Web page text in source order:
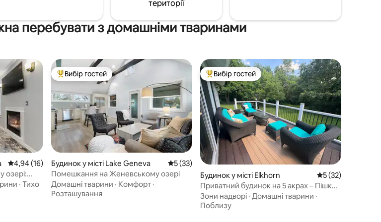
території
перебувати з домашніми тваринами
Середня оцінка: 4,94 з 5, відгуки: 16
4,94 (16)
озері:
біля
· Тихо
Топ вибір гостей
Вибір гостей
Будинок у місті Lake Geneva Середня оцінка: 5 з 5, відгуки: 33
5 (33)
Помешкання на Женевському озері
Домашні тварини · Комфорт ·
Розташування
Топ вибір гостей
Вибір гостей
Будинок у місті Elkhorn Середня оцінка: 5
5 (32)
Приватний будинок на 5 акрах – Пішки
до Альпін-Веллі
Зони надворі · Домашні тварини ·
Поблизу